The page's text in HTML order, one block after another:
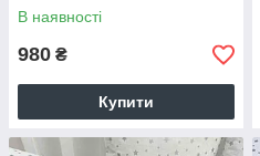
В наявності
980 ₴
Купити